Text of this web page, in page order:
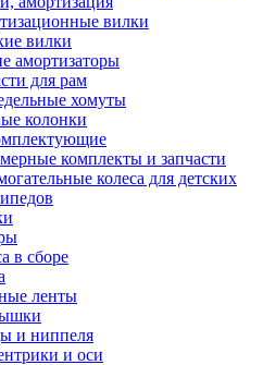
вилки
вилки
амортизаторы
для рам
хомуты
колонки
комплекты и запчасти
колеса для детских
в сборе
ленты
и ниппеля
и оси